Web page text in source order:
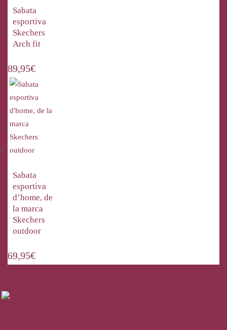
Sabata
esportiva
Skechers
Arch fit
89,95€
Sabata
esportiva
d’home, de
la marca
Skechers
outdoor
69,95€